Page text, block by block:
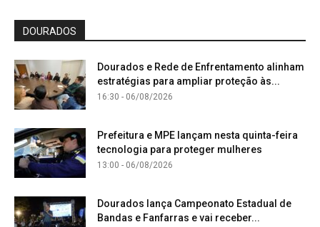
DOURADOS
Dourados e Rede de Enfrentamento alinham
estratégias para ampliar proteção às...
16:30 - 06/08/2026
Prefeitura e MPE lançam nesta quinta-feira
tecnologia para proteger mulheres
13:00 - 06/08/2026
Dourados lança Campeonato Estadual de
Bandas e Fanfarras e vai receber...